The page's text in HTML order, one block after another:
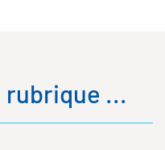
rubrique ...